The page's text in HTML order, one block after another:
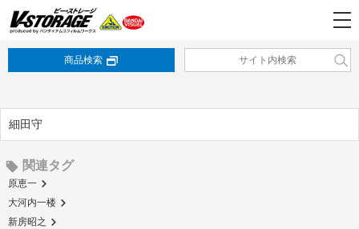
商品検索
細田守
関連タグ
原恵一
大河内一楼
新房昭之